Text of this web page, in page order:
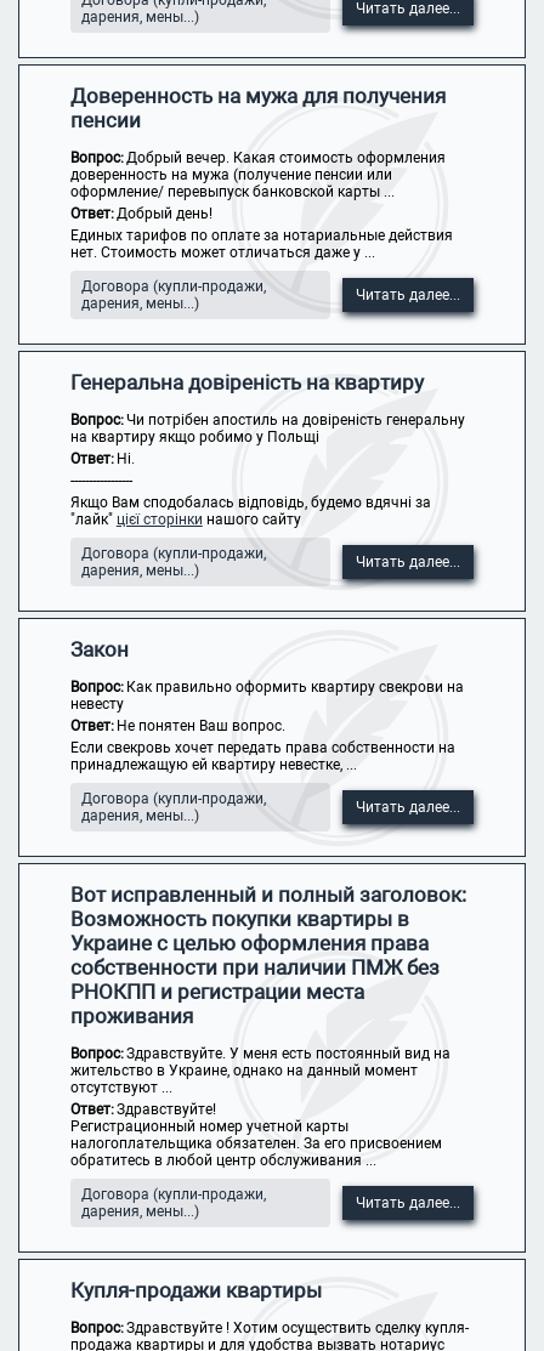
дарения, мены...)
Читать далее...
Доверенность на мужа для получения
пенсии
Вопрос:Добрый вечер. Какая стоимость оформления
доверенность на мужа (получение пенсии или
оформление/ перевыпуск банковской карты ...
Ответ:Добрый день!
Единых тарифов по оплате за нотариальные действия
нет. Стоимость может отличаться даже у ...
Договора (купли-продажи,
дарения, мены...)
Читать далее...
Генеральна довіреність на квартиру
Вопрос:Чи потрібен апостиль на довіреність генеральну
на квартиру якщо робимо у Польщі
Ответ: Ні.
-----------------
Якщо Вам сподобалась відповідь, будемо вдячні за
"лайк" цієї сторінки нашого сайту
Договора (купли-продажи,
дарения, мены...)
Читать далее...
Закон
Вопрос: Как правильно оформить квартиру свекрови на
невесту
Ответ: Не понятен Ваш вопрос.
Если свекровь хочет передать права собственности на
принадлежащую ей квартиру невестке, ...
Договора (купли-продажи,
дарения, мены...)
Читать далее...
Вот исправленный и полный заголовок:
Возможность покупки квартиры в
Украине с целью оформления права
собственности при наличии ПМЖ без
РНОКПП и регистрации места
проживания
Вопрос:Здравствуйте. У меня есть постоянный вид на
жительство в Украине, однако на данный момент
отсутствуют ...
Ответ:Здравствуйте!
Регистрационный номер учетной карты
налогоплательщика обязателен. За его присвоением
обратитесь в любой центр обслуживания ...
Договора (купли-продажи,
дарения, мены...)
Читать далее...
Купля-продажи квартиры
Вопрос:Здравствуйте ! Хотим осуществить сделку купля-
продажа квартиры и для удобства вызвать нотариус